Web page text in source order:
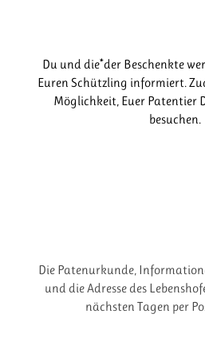
Du und die*der Beschenkte
Euren Schützling informiert.
Möglichkeit, Euer Patentier
besuchen.
Die Patenurkunde,
und die Adresse des
nächsten Tagen per